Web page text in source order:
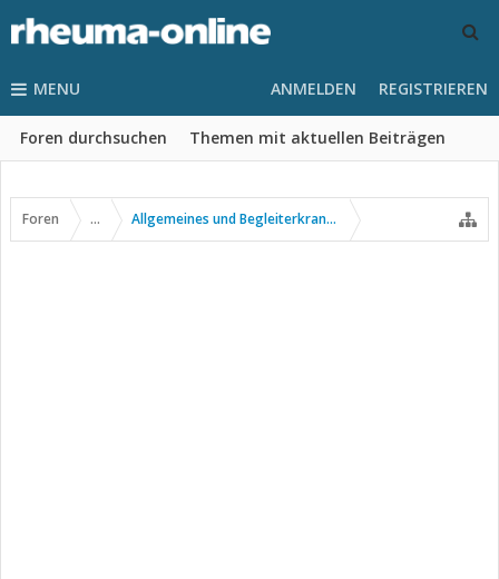
MENU
Foren durchsuchen Themen mit aktuellen Beiträgen
ANMELDEN REGISTRIEREN
Foren ... Allgemeines und Begleiterkrankungen